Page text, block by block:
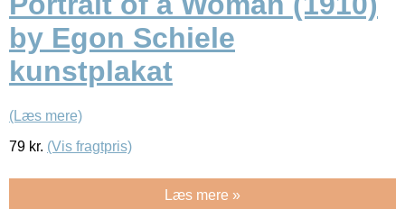
by Egon Schiele
kunstplakat
(Læs mere)
79 kr. (Vis fragtpris)
Læs mere »